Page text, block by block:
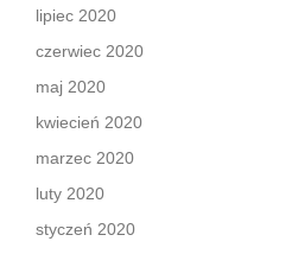
lipiec 2020
czerwiec 2020
maj 2020
kwiecień 2020
marzec 2020
luty 2020
styczeń 2020